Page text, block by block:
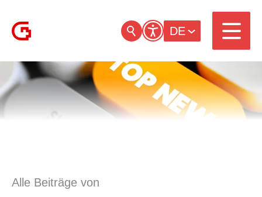
DE
Alle Beiträge von